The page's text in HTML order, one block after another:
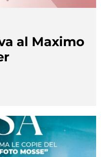
al Maximo